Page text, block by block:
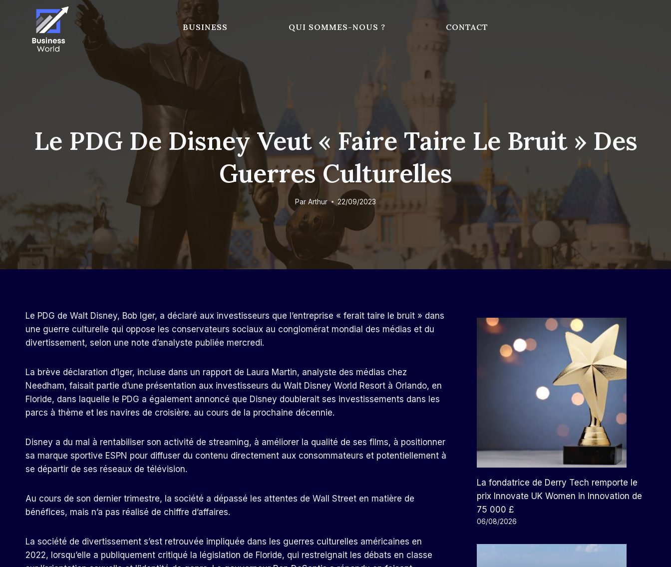
BUSINESS QUI SOMMES-NOUS ? CONTACT
Le PDG De Disney Veut « Faire Taire Le Bruit » Des
Guerres Culturelles
Par Arthur 22/09/2023
Le PDG de Walt Disney, Bob Iger, a déclaré aux investisseurs que l’entreprise « ferait taire le bruit » dans
une guerre culturelle qui oppose les conservateurs sociaux au conglomérat mondial des médias et du
divertissement, selon une note d’analyste publiée mercredi.
La brève déclaration d’Iger, incluse dans un rapport de Laura Martin, analyste des médias chez
Needham, faisait partie d’une présentation aux investisseurs du Walt Disney World Resort à Orlando, en
Floride, dans laquelle le PDG a également annoncé que Disney doublerait ses investissements dans les
parcs à thème et les navires de croisière. au cours de la prochaine décennie.
Disney a du mal à rentabiliser son activité de streaming, à améliorer la qualité de ses films, à positionner
sa marque sportive ESPN pour diffuser du contenu directement aux consommateurs et potentiellement à
se départir de ses réseaux de télévision.
Au cours de son dernier trimestre, la société a dépassé les attentes de Wall Street en matière de
bénéfices, mais n’a pas réalisé de chiffre d’affaires.
La société de divertissement s’est retrouvée impliquée dans les guerres culturelles américaines en
2022, lorsqu’elle a publiquement critiqué la législation de Floride, qui restreignait les débats en classe
La fondatrice de Derry Tech remporte le
prix Innovate UK Women in Innovation de
75 000 £
06/08/2026